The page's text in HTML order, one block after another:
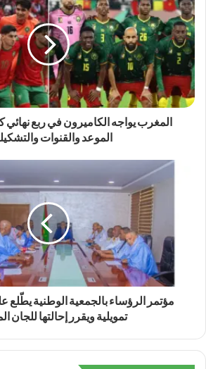
المغرب يواجه الكاميرون في ربع نهائي
الموعد والقنوات
مؤتمر الرؤساء بالجمعية الوطنية يطّلع
تمويلية ويقرر إحالتها للجان